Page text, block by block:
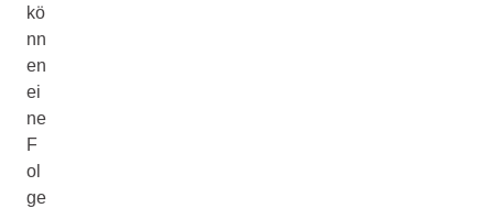
kö
nn
en
ei
ne
F
ol
ge